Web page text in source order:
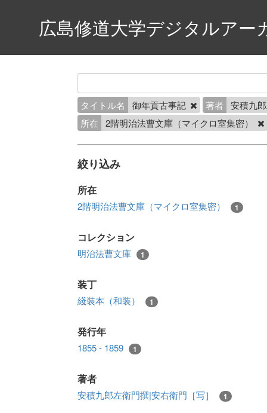
広島修道大学デジタルアー
タイトル名 御年貢古事記 著者
安積九
所在
2階明治法曹文庫（マイクロ室集密）
絞り込み
所在
2階明治法曹文庫（マイクロ室集密） 1
コレクション
明治法曹文庫 1
装丁
綫装本（和装） 1
発行年
1855 - 1859 1
著者
安積九郎左衛門撰|安右衛門［写］ 1